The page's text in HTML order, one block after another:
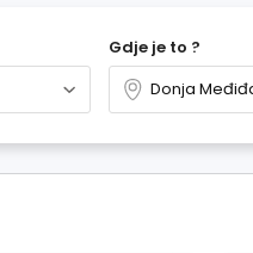
Gdje je to ?